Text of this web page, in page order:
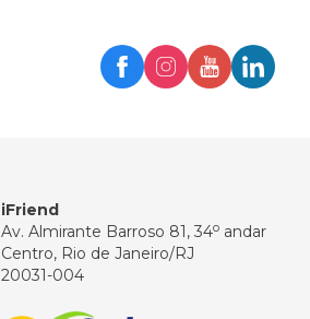
iFriend
Av. Almirante Barroso 81, 34o andar
Centro, Rio de Janeiro/RJ
20031-004